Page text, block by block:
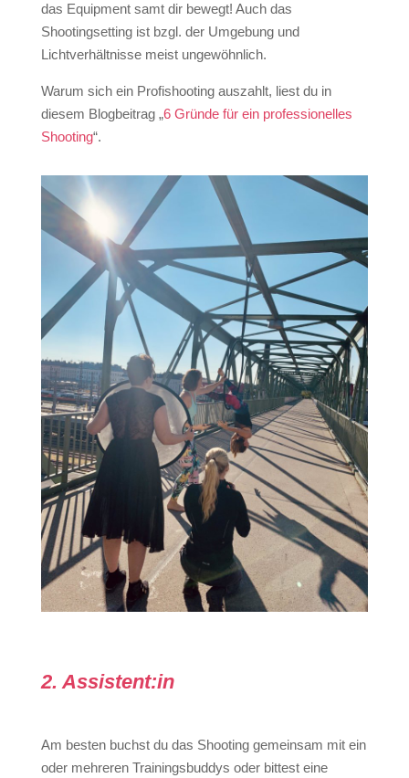
das Equipment samt dir bewegt! Auch das
Shootingsetting ist bzgl. der Umgebung und
Lichtverhältnisse meist ungewöhnlich.
Warum sich ein Profishooting auszahlt, liest du in
diesem Blogbeitrag „6 Gründe für ein professionelles
Shooting“.
2. Assistent:in
Am besten buchst du das Shooting gemeinsam mit ein
oder mehreren Trainingsbuddys oder bittest eine